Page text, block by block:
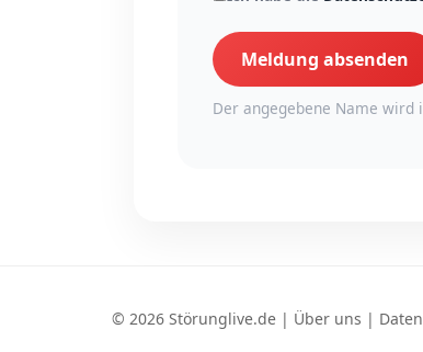
Meldung absenden
Der angegebene Name wird
© 2026 Störunglive.de | Über uns |